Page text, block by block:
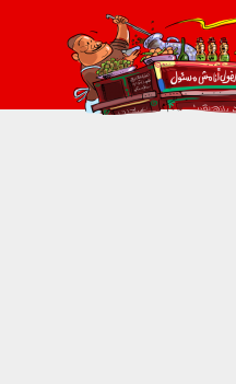
021_2.png